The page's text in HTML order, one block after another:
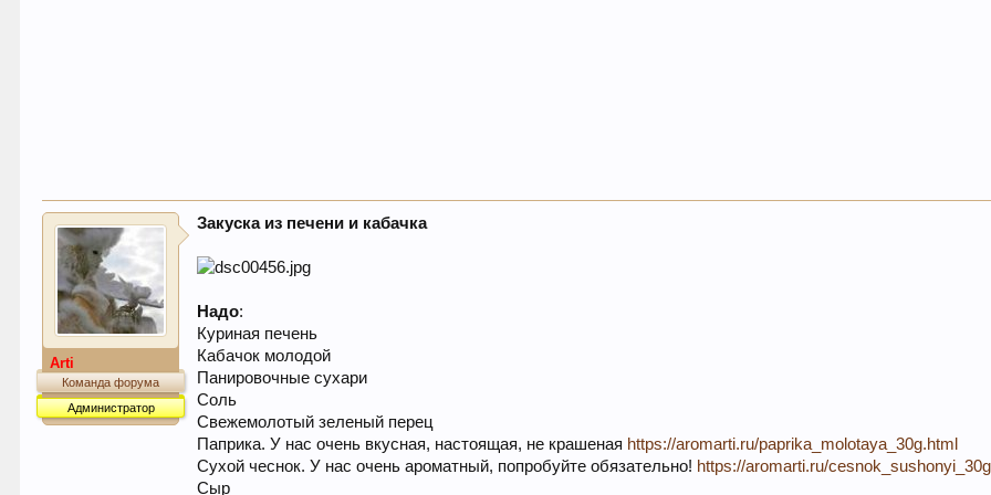
Arti
Команда форума
Администратор
Закуска из печени и кабачка
Надо:
Куриная печень
Кабачок молодой
Панировочные сухари
Соль
Свежемолотый зеленый перец
Паприка. У нас очень вкусная, настоящая, не крашеная https://aromarti.ru/paprika_molotaya_30g.html
Сухой чеснок. У нас очень ароматный, попробуйте обязательно! https://aromarti.ru/
Сыр